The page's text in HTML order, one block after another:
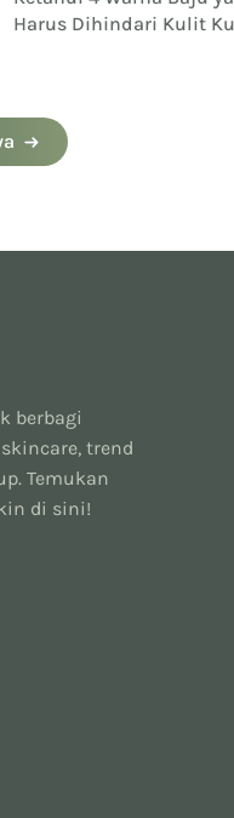
Harus Dihindari Kulit
berbagi
trend
Temukan
di sini!